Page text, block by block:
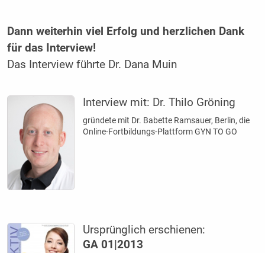
Dann weiterhin viel Erfolg und herzlichen Dank
für das Interview!
Das Interview führte Dr. Dana Muin
Interview mit: Dr. Thilo Gröning
gründete mit Dr. Babette Ramsauer, Berlin, die
Online-Fortbildungs-Plattform GYN TO GO
Ursprünglich erschienen:
GA 01|2013